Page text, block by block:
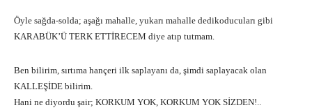
Öyle sağda-solda; aşağı mahalle, yukarı mahalle dedikoducuları gibi
KARABÜK’Ü TERK ETTİRECEM diye atıp tutmam.
Ben bilirim, sırtıma hançeri ilk saplayanı da, şimdi saplayacak olan
KALLEŞİDE bilirim.
Hani ne diyordu şair; KORKUM YOK, KORKUM YOK SİZDEN!..